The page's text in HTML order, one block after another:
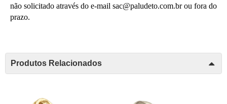
não solicitado através do e-mail sac@paludeto.com.br ou fora do
prazo.
Produtos Relacionados